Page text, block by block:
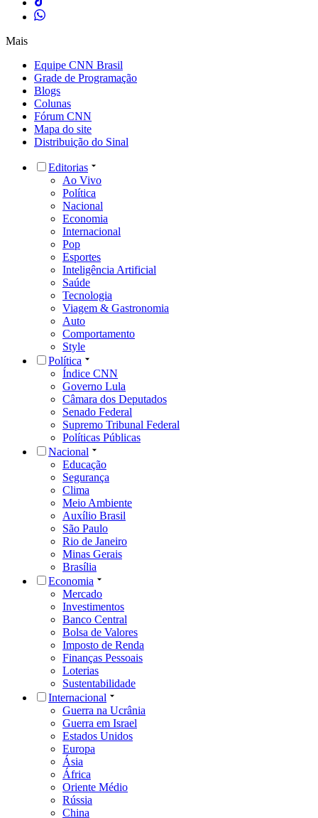
Mais
Equipe CNN Brasil
Grade de Programação
Blogs
Colunas
Fórum CNN
Mapa do site
Distribuição do Sinal
Editorias
Ao Vivo
Política
Nacional
Economia
Internacional
Pop
Esportes
Inteligência Artificial
Saúde
Tecnologia
Viagem & Gastronomia
Auto
Comportamento
Style
Política
Índice CNN
Governo Lula
Câmara dos Deputados
Senado Federal
Supremo Tribunal Federal
Políticas Públicas
Nacional
Educação
Segurança
Clima
Meio Ambiente
Auxílio Brasil
São Paulo
Rio de Janeiro
Minas Gerais
Brasília
Economia
Mercado
Investimentos
Banco Central
Bolsa de Valores
Imposto de Renda
Finanças Pessoais
Loterias
Sustentabilidade
Internacional
Guerra na Ucrânia
Guerra em Israel
Estados Unidos
Europa
Ásia
África
Oriente Médio
Rússia
China